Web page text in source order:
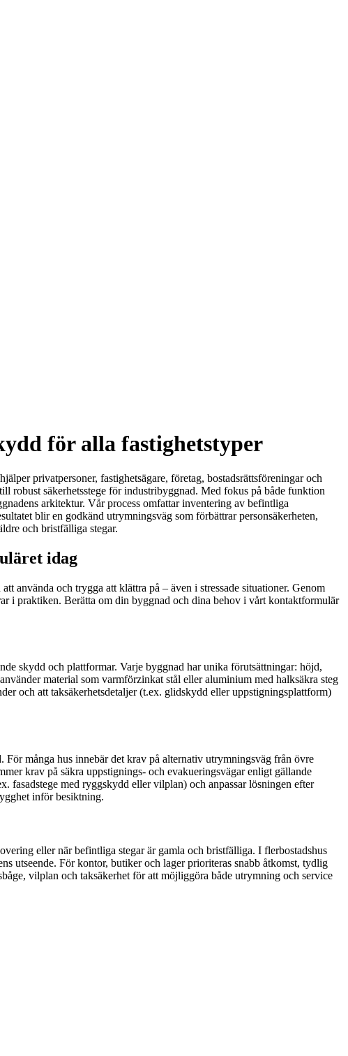
för alla fastighetstyper
privatpersoner, fastighetsägare, företag, bostadsrättsföreningar och
robust säkerhetsstege för industribyggnad. Med fokus på både funktion
arkitektur. Vår process omfattar inventering av befintliga
blir en godkänd utrymningsväg som förbättrar personsäkerheten,
och bristfälliga stegar.
idag
använda och trygga att klättra på – även i stressade situationer. Genom
i praktiken. Berätta om din byggnad och dina behov i vårt kontaktformulär
skydd och plattformar. Varje byggnad har unika förutsättningar: höjd,
material som varmförzinkat stål eller aluminium med halksäkra steg
och att taksäkerhetsdetaljer (t.ex. glidskydd eller uppstigningsplattform)
många hus innebär det krav på alternativ utrymningsväg från övre
krav på säkra uppstignings- och evakueringsvägar enligt gällande
fasadstege med ryggskydd eller vilplan) och anpassar lösningen efter
inför besiktning.
eller när befintliga stegar är gamla och bristfälliga. I flerbostadshus
utseende. För kontor, butiker och lager prioriteras snabb åtkomst, tydlig
vilplan och taksäkerhet för att möjliggöra både utrymning och service